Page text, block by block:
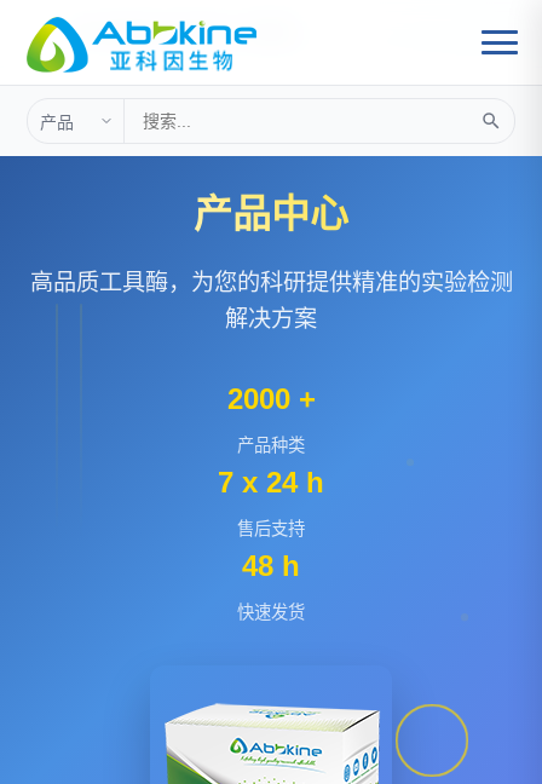
首页细胞因子及蛋白>工具酶
产品中心
高品质工具酶，为您的科研提供精准的实验检测
解决方案
2000 +
产品种类
7 x 24 h
售后支持
48 h
快速发货